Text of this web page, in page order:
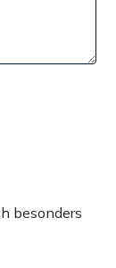
besonders